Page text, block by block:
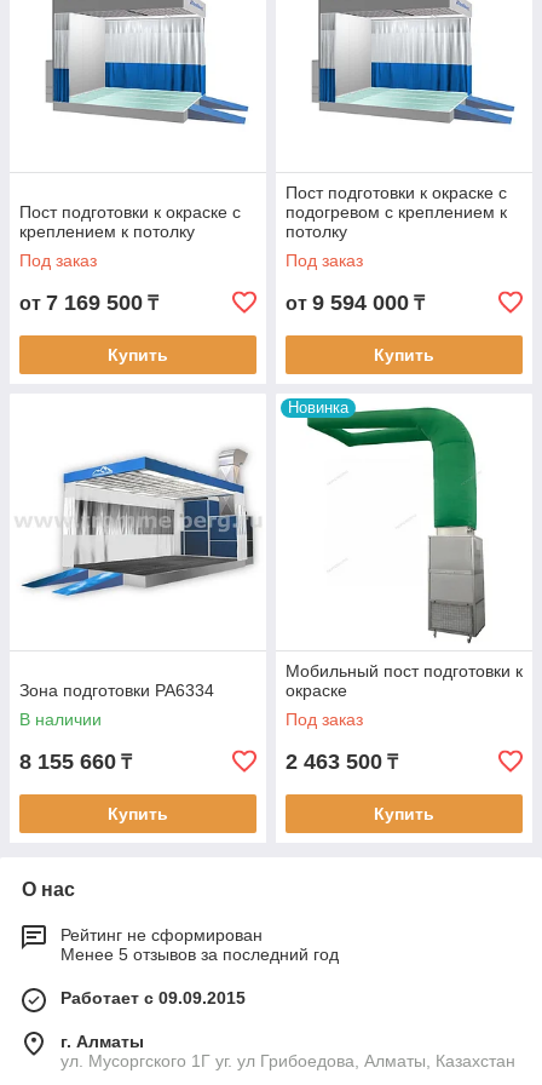
Пост подготовки к окраске с
креплением к потолку
Под заказ
от 7 169 500 ₸
Купить
Пост подготовки к окраске с
подогревом с креплением к
потолку
Под заказ
от 9 594 000 ₸
Купить
Зона подготовки PA6334
В наличии
8 155 660 ₸
Купить
Новинка
Мобильный пост подготовки к
окраске
Под заказ
2 463 500 ₸
Купить
О нас
Рейтинг не сформирован
Менее 5 отзывов за последний год
Работает с 09.09.2015
г. Алматы
ул. Мусоргского 1Г уг. ул Грибоедова, Алматы, Казахстан